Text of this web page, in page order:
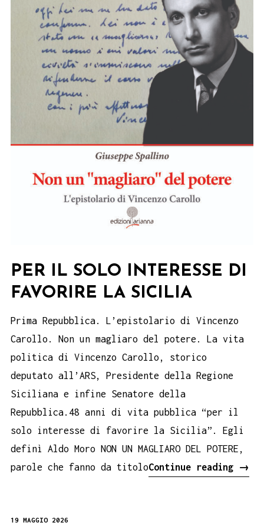
PER IL SOLO INTERESSE DI
FAVORIRE LA SICILIA
Prima Repubblica. L’epistolario di Vincenzo
Carollo. Non un magliaro del potere. La vita
politica di Vincenzo Carollo, storico
deputato all’ARS, Presidente della Regione
Siciliana e infine Senatore della
Repubblica.48 anni di vita pubblica “per il
solo interesse di favorire la Sicilia”. Egli
definì Aldo Moro NON UN MAGLIARO DEL POTERE,
parole che fanno da titoloContinue reading
Per
→
19 MAGGIO 2026